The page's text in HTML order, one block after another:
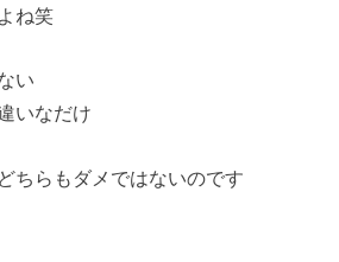
ね笑
い
いなだけ
ちらもダメではないのです